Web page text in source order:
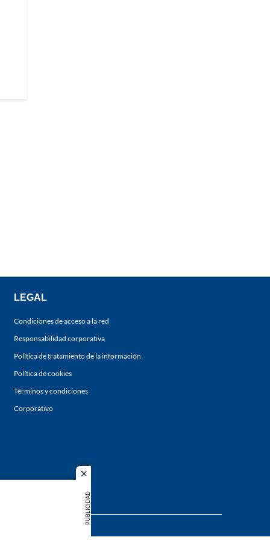
close
PUBLICIDAD
LEGAL
Condiciones de acceso a la red
Responsabilidad corporativa
Política de tratamiento de la información
Política de cookies
Términos y condiciones
Corporativo